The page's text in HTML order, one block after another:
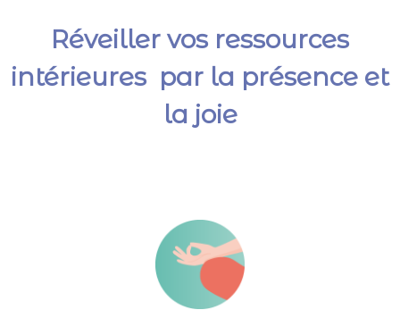
Réveiller vos ressources
intérieures par la présence et
la joie